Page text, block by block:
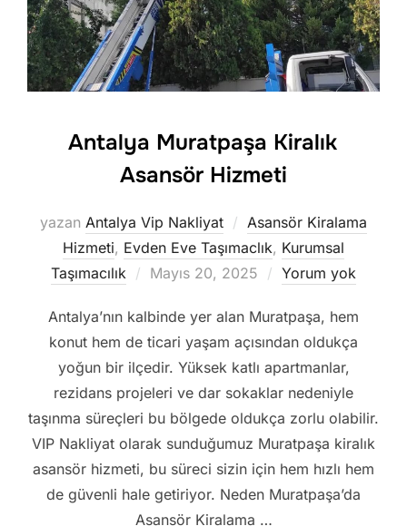
Antalya Muratpaşa Kiralık
Asansör Hizmeti
yazan Antalya Vip Nakliyat
Asansör Kiralama
Hizmeti, Evden Eve Taşımaclık, Kurumsal
Taşımacılık
Yayımlanma
Mayıs 20, 2025 Yorum yok
Antalya’nın kalbinde yer alan Muratpaşa, hem
konut hem de ticari yaşam açısından oldukça
yoğun bir ilçedir. Yüksek katlı apartmanlar,
rezidans projeleri ve dar sokaklar nedeniyle
taşınma süreçleri bu bölgede oldukça zorlu olabilir.
VIP Nakliyat olarak sunduğumuz Muratpaşa kiralık
asansör hizmeti, bu süreci sizin için hem hızlı hem
de güvenli hale getiriyor. Neden Muratpaşa’da
Asansör Kiralama …